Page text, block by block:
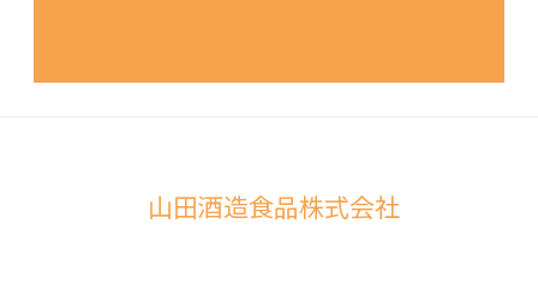
山田酒造食品株式会社